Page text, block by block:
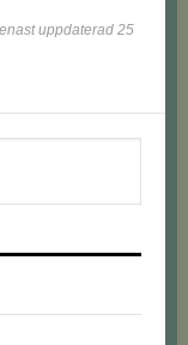
uppdaterad 25